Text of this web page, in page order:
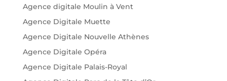
Agence digitale Moulin à Vent
Agence Digitale Muette
Agence Digitale Nouvelle Athènes
Agence Digitale Opéra
Agence Digitale Palais-Royal